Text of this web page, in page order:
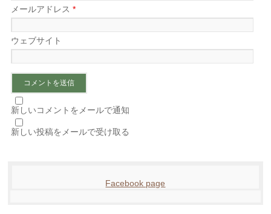
メールアドレス*
ウェブサイト
新しいコメントをメールで通知
新しい投稿をメールで受け取る
Facebook page